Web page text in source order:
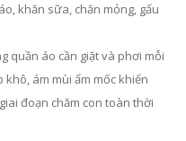
khăn sữa, chăn mỏng, gấu
quần áo cần giặt và phơi mỗi
ám mùi ẩm mốc khiến
đoạn chăm con toàn thời